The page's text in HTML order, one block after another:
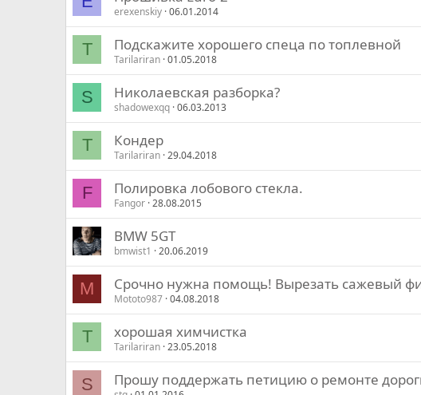
erexenskiy 06.01.2014
T Подскажите хорошего спеца по топлевной
Tarilariran 01.05.2018
S Николаевская разборка?
shadowexqq 06.03.2013
T Кондер
Tarilariran 29.04.2018
F Полировка лобового стекла.
Fangor 28.08.2015
BMW 5GT
bmwist1 20.06.2019
M Срочно нужна помощь! Вырезать сажевый
Mototo987 04.08.2018
T хорошая химчистка
Tarilariran 23.05.2018
S Прошу поддержать петицию о ремонте